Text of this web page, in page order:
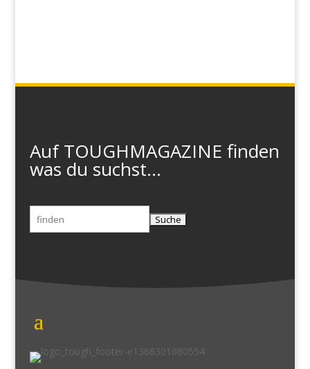
Auf TOUGHMAGAZINE finden
was du suchst...
Suchen
nach: